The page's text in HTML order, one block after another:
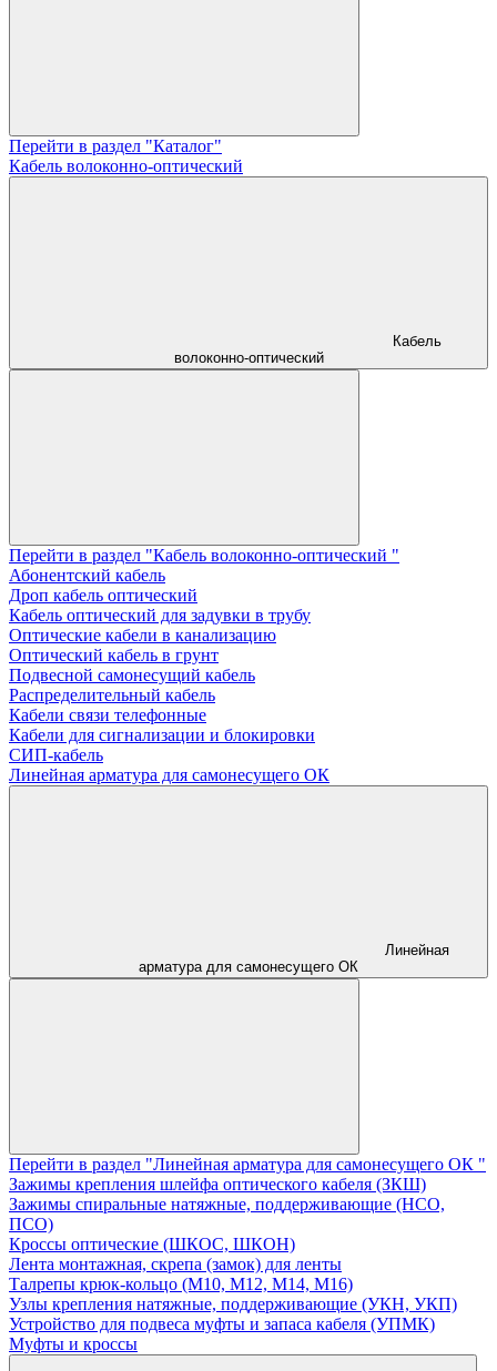
Перейти в раздел "Каталог"
Кабель волоконно-оптический
Кабель
волоконно-оптический
Перейти в раздел "Кабель волоконно-оптический "
Абонентский кабель
Дроп кабель оптический
Кабель оптический для задувки в трубу
Оптические кабели в канализацию
Оптический кабель в грунт
Подвесной самонесущий кабель
Распределительный кабель
Кабели связи телефонные
Кабели для сигнализации и блокировки
СИП-кабель
Линейная арматура для самонесущего ОК
Линейная
арматура для самонесущего ОК
Перейти в раздел "Линейная арматура для самонесущего ОК "
Зажимы крепления шлейфа оптического кабеля (ЗКШ)
Зажимы спиральные натяжные, поддерживающие (НСО,
ПСО)
Кроссы оптические (ШКОС, ШКОН)
Лента монтажная, скрепа (замок) для ленты
Талрепы крюк-кольцо (М10, М12, М14, М16)
Узлы крепления натяжные, поддерживающие (УКН, УКП)
Устройство для подвеса муфты и запаса кабеля (УПМК)
Муфты и кроссы